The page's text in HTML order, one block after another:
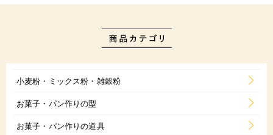
小麦粉・ミックス粉・雑穀粉
お菓子・パン作りの型
お菓子・パン作りの道具